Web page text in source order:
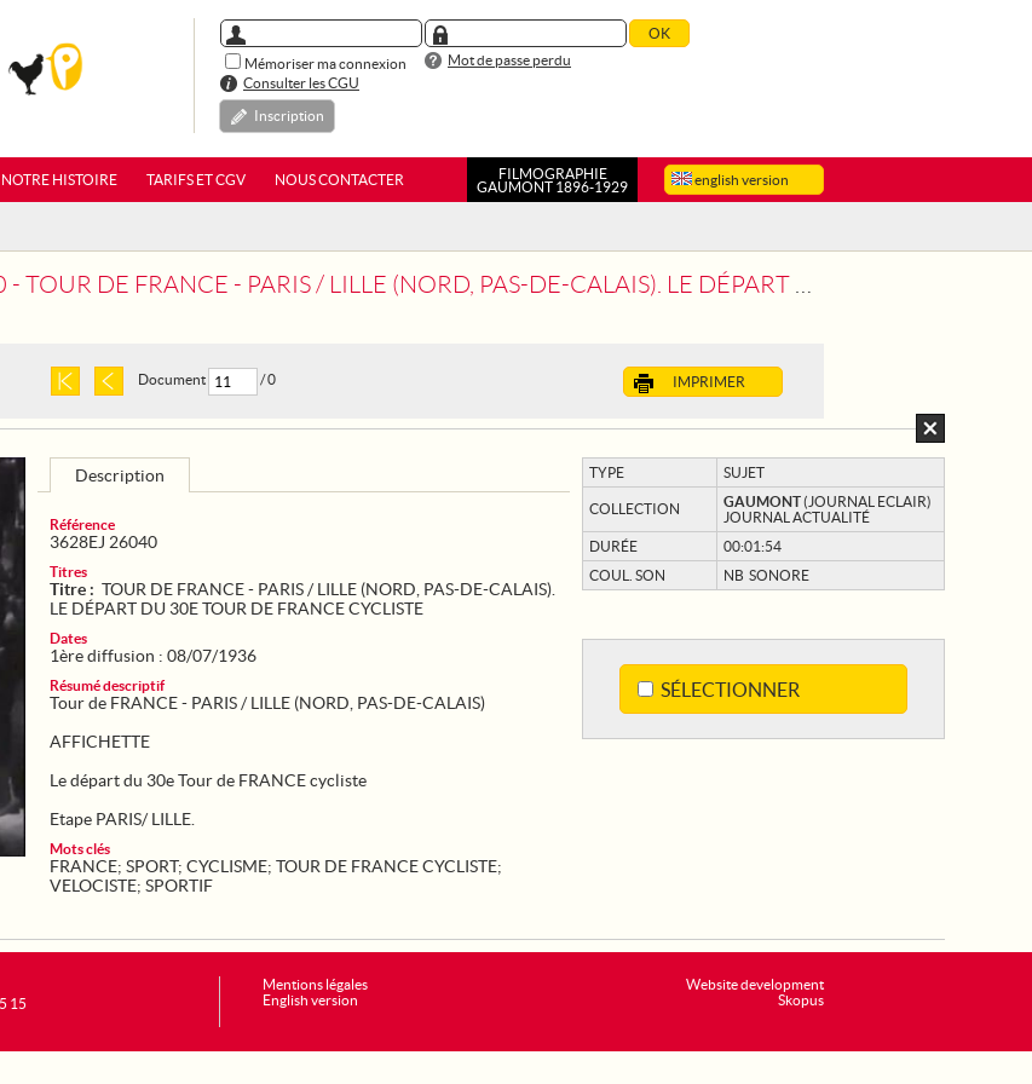
Mémoriser ma connexion
Mot de passe perdu
Consulter les CGU
Inscription
english version
NOTRE HISTOIRE TARIFS ET CGV NOUS CONTACTER
FILMOGRAPHIE
GAUMONT 1896-1929
DE FRANCE - PARIS / LILLE (NORD, PAS-DE-CALAIS). LE DÉPART DU 30E TOUR DE FRANCE CYCLISTE
IMPRIMER
Document / 0
TYPE SUJET
COLLECTION GAUMONT(JOURNAL ECLAIR)
JOURNAL ACTUALITÉ
DURÉE
00:01:54
COUL. SON
NB SONORE
SÉLECTIONNER
Description
Référence
3628EJ 26040
Titres
Titre : TOUR DE FRANCE - PARIS / LILLE (NORD, PAS-DE-CALAIS).
LE DÉPART DU 30E TOUR DE FRANCE CYCLISTE
Dates
1ère diffusion : 08/07/1936
Résumé descriptif
Tour de FRANCE - PARIS / LILLE (NORD, PAS-DE-CALAIS)
AFFICHETTE
Le départ du 30e Tour de FRANCE cycliste
Etape PARIS/ LILLE.
Mots clés
FRANCE; SPORT; CYCLISME; TOUR DE FRANCE CYCLISTE;
VELOCISTE; SPORTIF
Website development
Skopus
15
Mentions légales
English version